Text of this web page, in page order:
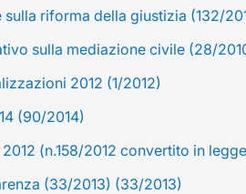
sulla riforma della giustizia (132/
sulla mediazione civile (28/
2012 (1/2012)
(90/2014)
(n.158/2012 convertito in
(33/2013) (33/2013)